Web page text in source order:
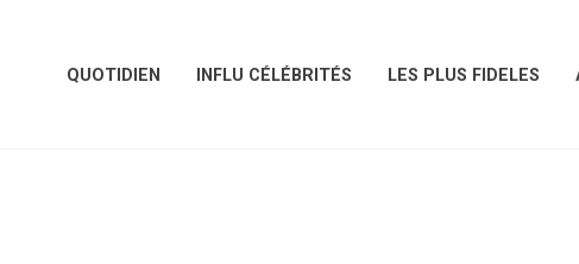
QUOTIDIEN INFLU CÉLÉBRITÉS LES PLUS FIDELES